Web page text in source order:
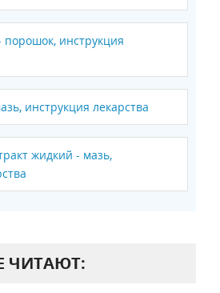
инструкция
инструкция лекарства
жидкий - мазь,
ЧИТАЮТ: